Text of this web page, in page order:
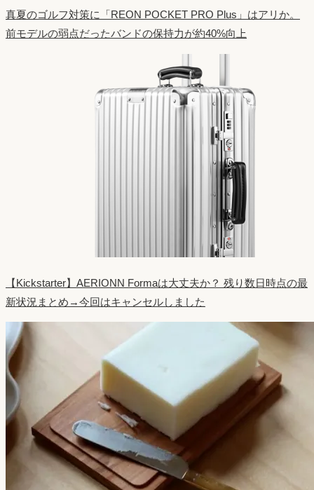
真夏のゴルフ対策に「REON POCKET PRO Plus」はアリか。
前モデルの弱点だったバンドの保持力が約40%向上
【Kickstarter】AERIONN Formaは大丈夫か？ 残り数日時点の最
新状況まとめ→今回はキャンセルしました